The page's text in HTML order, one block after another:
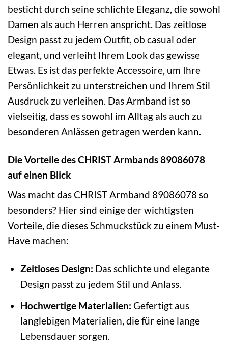
besticht durch seine schlichte Eleganz, die sowohl
Damen als auch Herren anspricht. Das zeitlose
Design passt zu jedem Outfit, ob casual oder
elegant, und verleiht Ihrem Look das gewisse
Etwas. Es ist das perfekte Accessoire, um Ihre
Persönlichkeit zu unterstreichen und Ihrem Stil
Ausdruck zu verleihen. Das Armband ist so
vielseitig, dass es sowohl im Alltag als auch zu
besonderen Anlässen getragen werden kann.
Die Vorteile des CHRIST Armbands 89086078
auf einen Blick
Was macht das CHRIST Armband 89086078 so
besonders? Hier sind einige der wichtigsten
Vorteile, die dieses Schmuckstück zu einem Must-
Have machen:
Zeitloses Design: Das schlichte und elegante
Design passt zu jedem Stil und Anlass.
Hochwertige Materialien: Gefertigt aus
langlebigen Materialien, die für eine lange
Lebensdauer sorgen.